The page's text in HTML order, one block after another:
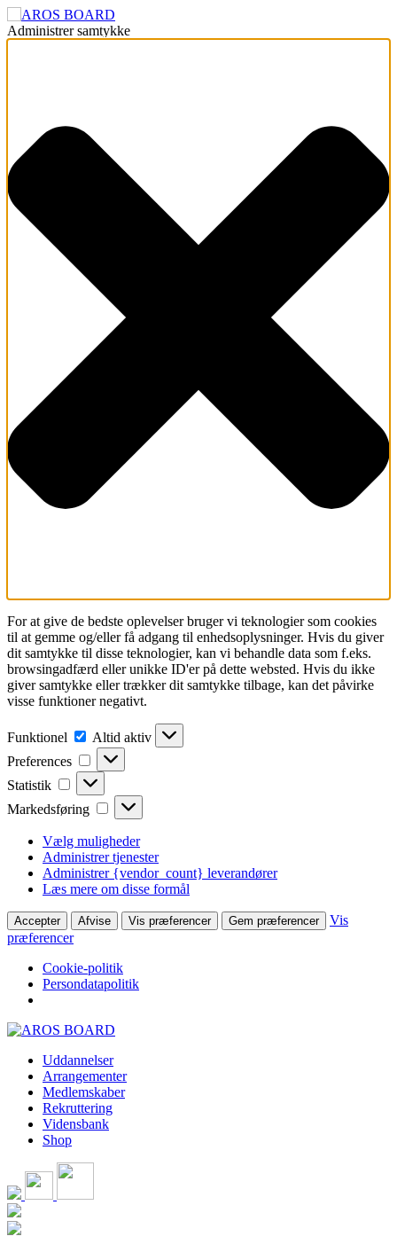
Administrer samtykke
For at give de bedste oplevelser bruger vi teknologier som cookies
til at gemme og/eller få adgang til enhedsoplysninger. Hvis du giver
dit samtykke til disse teknologier, kan vi behandle data som f.eks.
browsingadfærd eller unikke ID'er på dette websted. Hvis du ikke
giver samtykke eller trækker dit samtykke tilbage, kan det påvirke
visse funktioner negativt.
Funktionel Funktionel
Altid aktiv
Preferences
Preferences
Statistik Statistik
Markedsføring Markedsføring
Vælg muligheder
Administrer tjenester
Administrer {vendor_count} leverandører
Læs mere om disse formål
Accepter Afvise Vis præferencer Gem præferencer
Vis
præferencer
Cookie-politik
Persondatapolitik
Skip
contentUddannelser
Arrangementer
Medlemskaber
Rekruttering
Vidensbank
Shop